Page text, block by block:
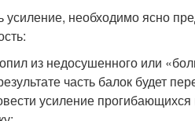
необходимо ясно
из недосушенного или
часть балок будет
усиление